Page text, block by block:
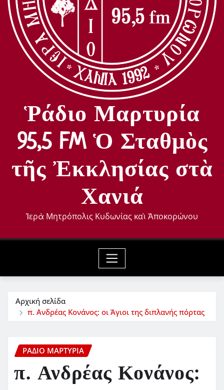
Ῥάδιο Μαρτυρία
95,5 FM Ὁ Σταθμὸς
τῆς Ἐκκλησίας στὰ
Χανιά
Ἱερὰ Μητρόπολις Κυδωνίας καὶ Ἀποκορώνου
Αρχική σελίδα
π. Ανδρέας Κονάνος: οι Άγιοι της διπλανής πόρτας
ΡΆΔΙΟ ΜΑΡΤΥΡΊΑ
π. Ανδρέας Κονάνος: